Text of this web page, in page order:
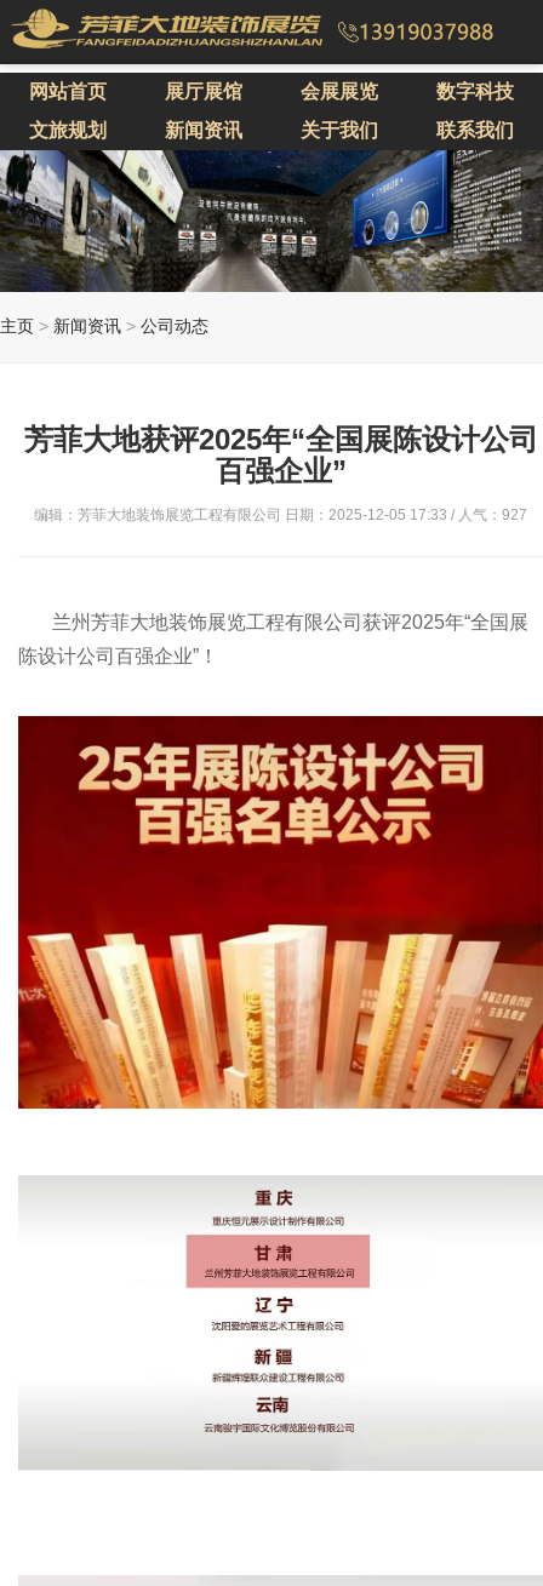
网站首页 展厅展馆 会展展览
数字科技
文旅规划
新闻资讯 关于我们 联系我们
主页 > 新闻资讯 > 公司动态
芳菲大地获评2025年“全国展陈设计公司
百强企业”
编辑：芳菲大地装饰展览工程有限公司 日期：2025-12-05 17:33 / 人气： 927
兰州芳菲大地装饰展览工程有限公司获评2025年“全国展
陈设计公司百强企业”！